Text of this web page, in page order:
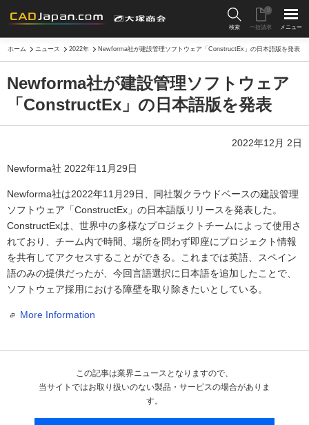
検索 一括請求
0
メニュー
ホーム ニュース 2022年 Newforma社が建設管理ソフトウェア「ConstructEx」の日本語版を発表
Newforma社が建設管理ソフトウェア
「ConstructEx」の日本語版を発表
2022年12月 2日
Newforma社 2022年11月29日
Newforma社は2022年11月29日、同社製クラウドベースの建設管理
ソフトウェア「ConstructEx」の日本語版リリースを発表した。
ConstructExは、世界中の多様なプロジェクトチームによって使用さ
れており、チーム内で時間、場所を問わず即座にプロジェクト情報
を共有してアクセスすることができる。これまでは英語、スペイン
語のみの提供だったが、今回言語選択に日本語を追加したことで、
ソフトウェア採用における障壁を取り除きたいとしている。
More Information
この記事は業界ニュースとなりますので、
当サイトではお取り扱いのない製品・サービスの場合がありま
す。